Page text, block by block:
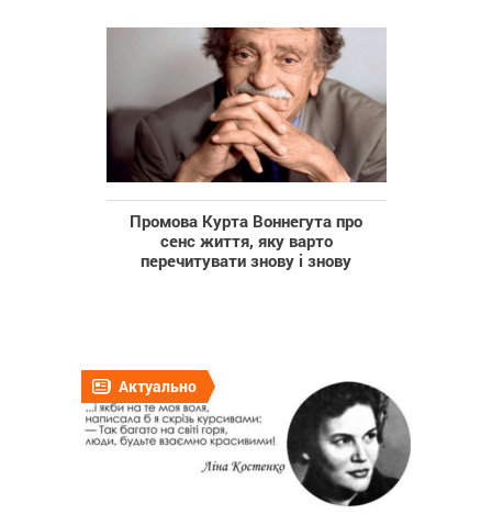
Промова Курта Воннегута про
сенс життя, яку варто
перечитувати знову і знову
Актуально